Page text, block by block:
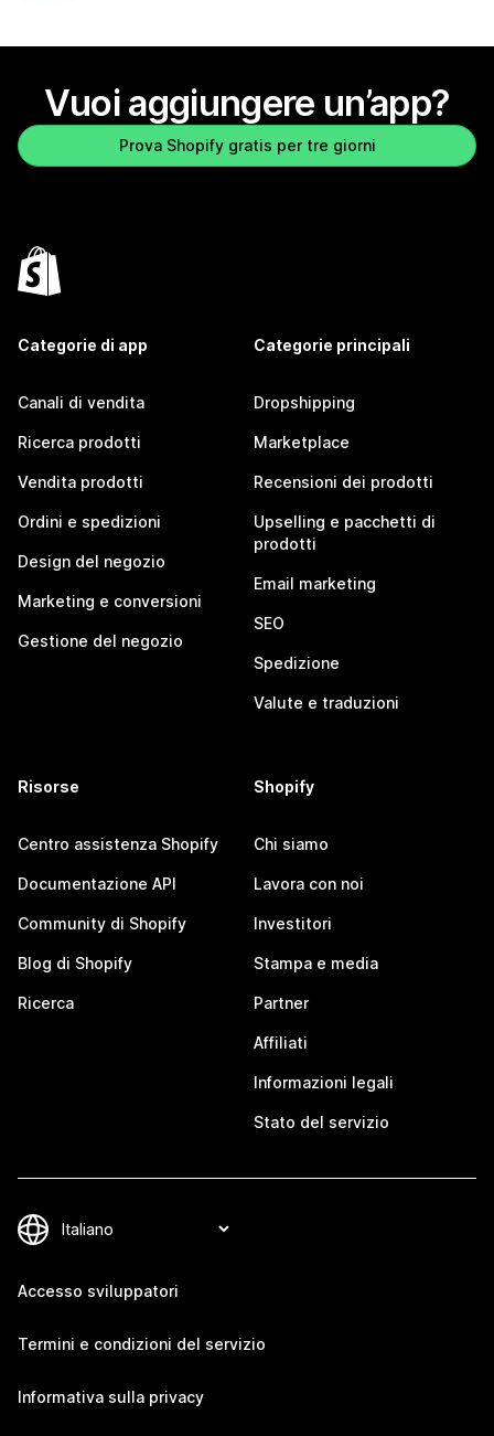
Vuoi aggiungere un’app?
Prova Shopify gratis per tre giorni
Categorie di app
Canali di vendita
Ricerca prodotti
Vendita prodotti
Ordini e spedizioni
Design del negozio
Marketing e conversioni
Gestione del negozio
Categorie principali
Dropshipping
Marketplace
Recensioni dei prodotti
Upselling e pacchetti di
prodotti
Email marketing
SEO
Spedizione
Valute e traduzioni
Risorse
Centro assistenza Shopify
Documentazione API
Community di Shopify
Blog di Shopify
Ricerca
Shopify
Chi siamo
Lavora con noi
Investitori
Stampa e media
Partner
Affiliati
Informazioni legali
Stato del servizio
Accesso sviluppatori
Termini e condizioni del servizio
Informativa sulla privacy